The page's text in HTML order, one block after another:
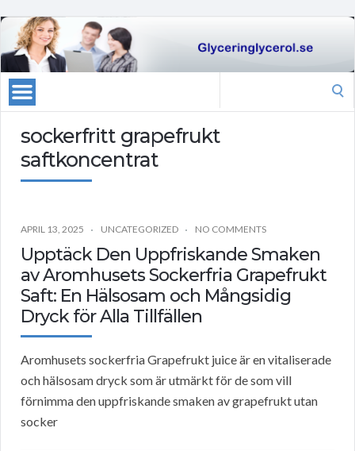
sockerfritt grapefrukt
saftkoncentrat
APRIL 13, 2025 UNCATEGORIZED NO COMMENTS
Upptäck Den Uppfriskande Smaken
av Aromhusets Sockerfria Grapefrukt
Saft: En Hälsosam och Mångsidig
Dryck för Alla Tillfällen
Aromhusets sockerfria Grapefrukt juice är en vitaliserade
och hälsosam dryck som är utmärkt för de som vill
förnimma den uppfriskande smaken av grapefrukt utan
socker